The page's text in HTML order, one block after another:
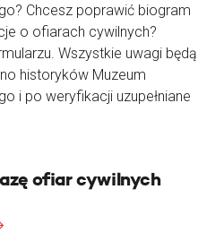
Chcesz poprawić biogram
o ofiarach cywilnych?
Wszystkie uwagi będą
historyków Muzeum
i po weryfikacji uzupełniane
ofiar cywilnych